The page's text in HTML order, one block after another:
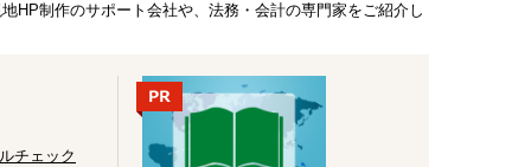
HP制作のサポート会社や、法務・会計の専門家をご紹介し
チェック